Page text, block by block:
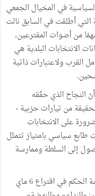
في المخيال الجمعي
التي أطلقت في السابق نالت
من أصوات المقترعين،
الانتخابات البلدية هي
القرب ولاعتبارات ذاتية
النجاح الذي حقّقه
من تيارات حزبية -
على الانتخابات
طابع سياسي بامتياز تتمثّل
إلى السلطة وممارسة
الآن وقد عوقبت النخبة السياسية ومنظومة الحكم في اقتراع 6 ماي